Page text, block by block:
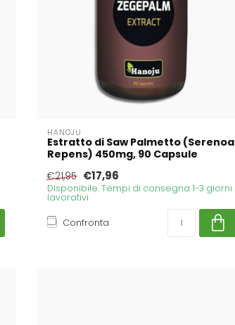
HANOJU
Estratto di Saw Palmetto (Serenoa
Repens) 450mg, 90 Capsule
€21,95 €17,96
Disponibile. Tempi di consegna 1-3 giorni
lavorativi
Confronta